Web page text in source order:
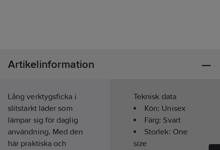
Artikelinformation
Lång verktygsficka i
slitstarkt läder som
lämpar sig för daglig
användning. Med den
här praktiska och
Teknisk data
Kön: Unisex
Färg:Svart
Storlek: One
size